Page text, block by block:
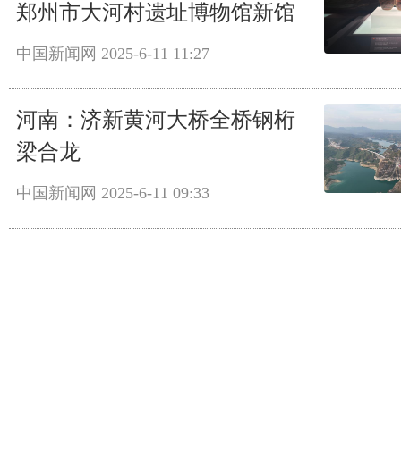
郑州市大河村遗址博物馆新馆
中国新闻网 2025-6-11 11:27
河南：济新黄河大桥全桥钢桁
梁合龙
中国新闻网 2025-6-11 09:33